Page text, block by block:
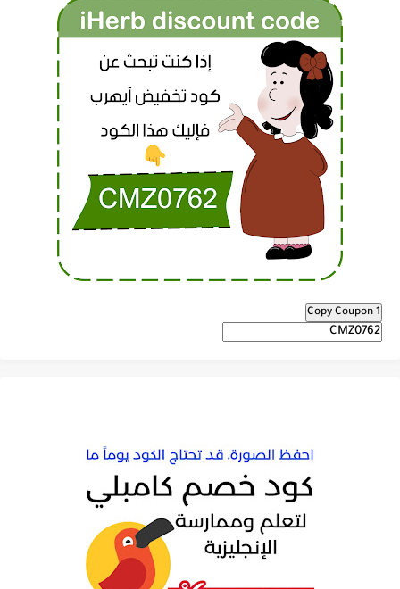
Copy Coupon 1